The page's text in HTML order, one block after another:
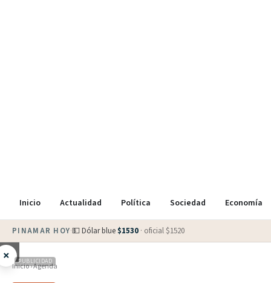
Inicio Actualidad Política Sociedad Economía
PINAMAR HOY·💵 Dólar blue $1530 · oficial $1520
× PUBLICIDAD
Inicio›Agenda